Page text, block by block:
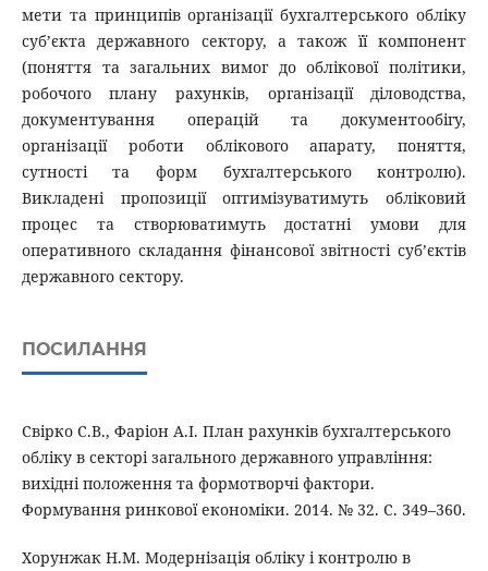
мети та принципів організації бухгалтерського обліку
суб’єкта державного сектору, а також її компонент
(поняття та загальних вимог до облікової політики,
робочого плану рахунків, організації діловодства,
документування операцій та документообігу,
організації роботи облікового апарату, поняття,
сутності та форм бухгалтерського контролю).
Викладені пропозиції оптимізуватимуть обліковий
процес та створюватимуть достатні умови для
оперативного складання фінансової звітності суб’єктів
державного сектору.
ПОСИЛАННЯ
Свірко С.В., Фаріон А.І. План рахунків бухгалтерського
обліку в секторі загального державного управління:
вихідні положення та формотворчі фактори.
Формування ринкової економіки. 2014. № 32. С. 349–360.
Хорунжак Н.М. Модернізація обліку і контролю в